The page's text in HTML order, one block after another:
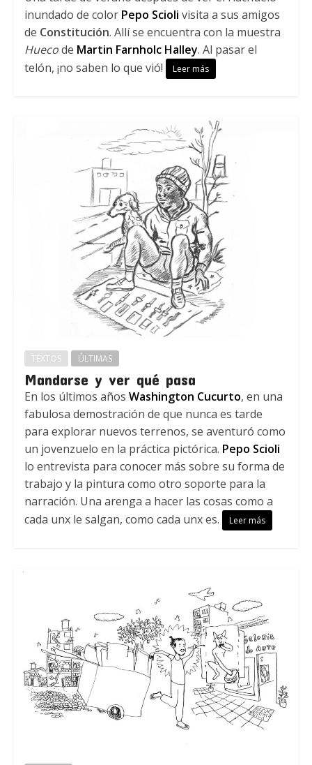
inundado de color Pepo Scioli visita a sus amigos
de Constitución. Allí se encuentra con la muestra
Huecode Martin Farnholc Halley. Al pasar el
telón, ¡no saben lo que vió!
Leer más
TEXTOS ÚLTIMAS
Mandarse y ver qué pasa
En los últimos años Washington Cucurto, en una
fabulosa demostración de que nunca es tarde
para explorar nuevos terrenos, se aventuró como
un jovenzuelo en la práctica pictórica. Pepo Scioli
lo entrevista para conocer más sobre su forma de
trabajo y la pintura como otro soporte para la
narración. Una arenga a hacer las cosas como a
cada unx le salgan, como cada unx es.
Leer más